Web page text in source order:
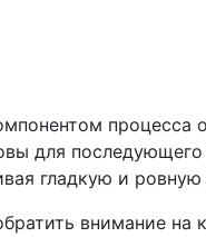
процесса
для
гладкую и
внимание